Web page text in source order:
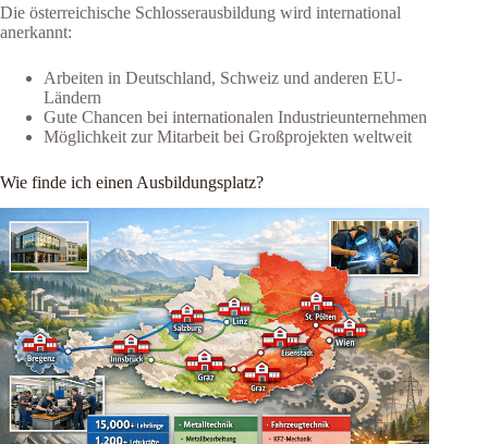
Die österreichische Schlosserausbildung wird international
anerkannt:
Arbeiten in Deutschland, Schweiz und anderen EU-
Ländern
Gute Chancen bei internationalen Industrieunternehmen
Möglichkeit zur Mitarbeit bei Großprojekten weltweit
Wie finde ich einen Ausbildungsplatz?